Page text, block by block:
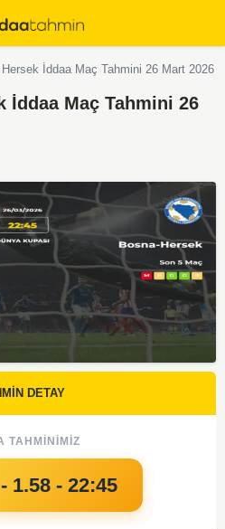
İddaa Maç Tahmini 26 Mart 2026
İddaa Maç Tahmini 26
DETAY
TAHMINIMIZ
1.58 - 22:45